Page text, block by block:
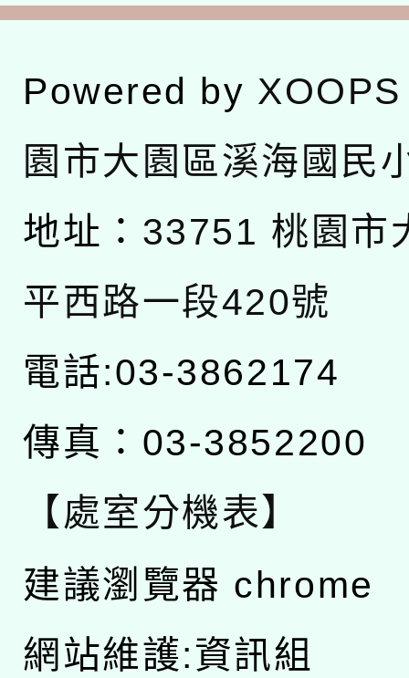
Powered by XOOPS
園市大園區溪海國民
地址： 33751 桃園市
平西路一段420號
電話:03-3862174
傳真：03-3852200
【處室分機表】
建議瀏覽器 chrome
網站維護:資訊組